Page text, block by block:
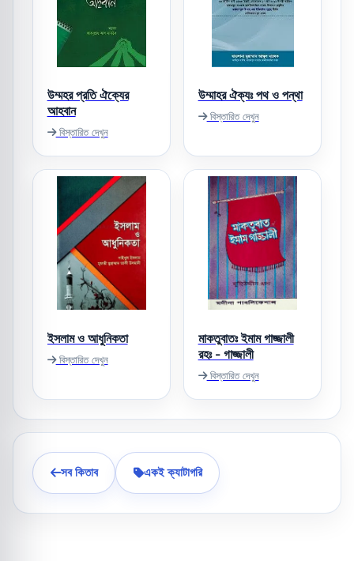
উম্মহর প্রতি ঐক্যের
আহবান
বিস্তারিত দেখুন
উম্মাহর ঐক্যঃ পথ ও পন্থা
বিস্তারিত দেখুন
ইসলাম ও আধুনিকতা
বিস্তারিত দেখুন
মাকতুবাতঃ ইমাম গাজ্জালী
রহঃ - গাজ্জালী
বিস্তারিত দেখুন
সব কিতাব একই ক্যাটাগরি